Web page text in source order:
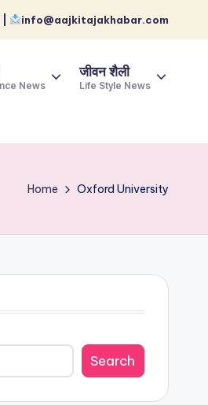
info@aajkitajakhabar.com
News
जीवन शैली
Life Style News
Home Oxford University
Search